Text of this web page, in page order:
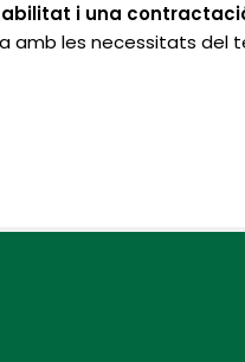
i una
amb les necessitats del